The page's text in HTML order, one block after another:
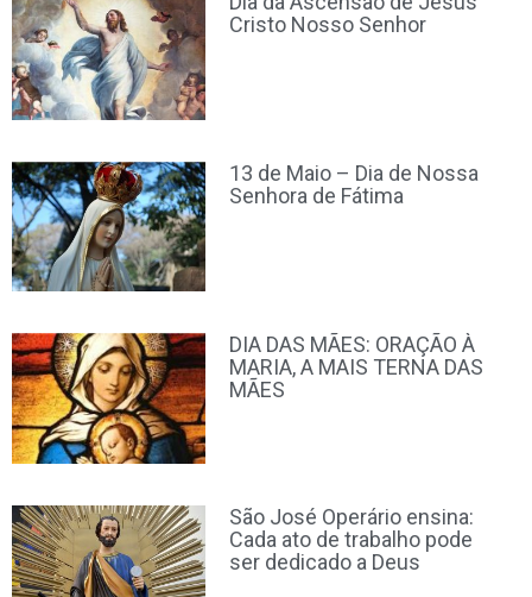
Cristo Nosso Senhor
13 de Maio – Dia de Nossa
Senhora de Fátima
DIA DAS MÃES: ORAÇÃO À
MARIA, A MAIS TERNA DAS
MÃES
São José Operário ensina:
Cada ato de trabalho pode
ser dedicado a Deus